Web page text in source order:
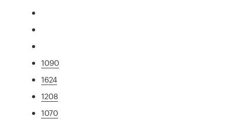
1090
1624
1208
1070